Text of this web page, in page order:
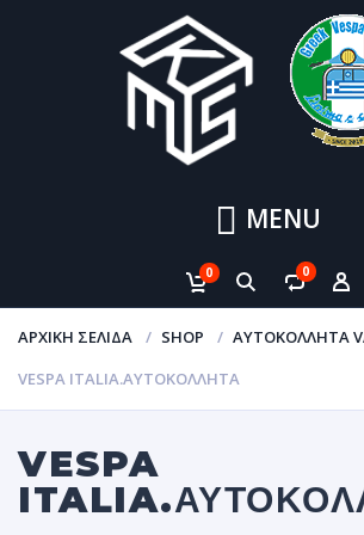
MENU
0 0
ΑΡΧΙΚΉ ΣΕΛΊΔΑ SHOP
ΑΥΤΟΚΌΛΛΗΤΑ
VESPA ITALIA.ΑΥΤΟΚΌΛΛΗΤΑ
VESPA